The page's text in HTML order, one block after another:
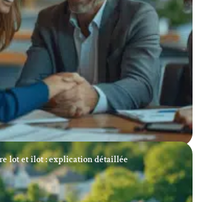
lot et îlot : explication détaillée